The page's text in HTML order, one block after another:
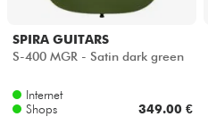
SPIRA GUITARS
S-400 MGR - Satin dark green
Internet
Shops
349.00 €